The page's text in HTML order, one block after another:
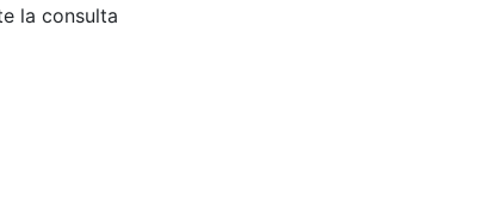
la consulta